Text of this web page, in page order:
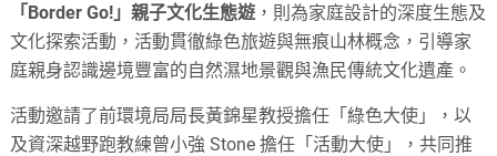
「Border Go!」親子文化生態遊 ，則為家庭設計的深度生態及
文化探索活動，活動貫徹綠色旅遊與無痕山林概念，引導家
庭親身認識邊境豐富的自然濕地景觀與漁民傳統文化遺產。
活動邀請了前環境局局長黃錦星教授擔任「綠色大使」，以
及資深越野跑教練曾小強 Stone 擔任「活動大使」，共同推